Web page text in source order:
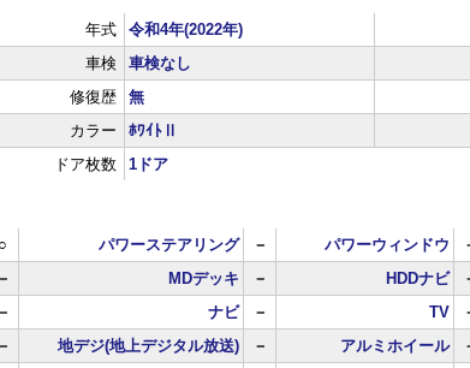
年式 令和4年(2022年)
車検
車検なし
修復歴
無
カラー
ﾎﾜｲﾄⅡ
ドア枚数
1ドア
○ パワーステアリング － パワーウィンドウ
－ MDデッキ － HDDナビ
－ ナビ － TV
－ 地デジ(地上デジタル放送) － アルミホイール